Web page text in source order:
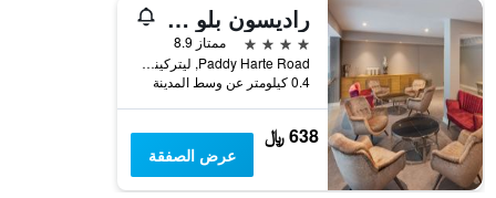
راديسون بلو هوتل، ليتيركيني
4 نجوم
ممتاز 8.9
Paddy Harte Road, ليتركيني, أيرلندا
0.4 كيلومتر عن وسط المدينة
638 ﷼
عرض الصفقة